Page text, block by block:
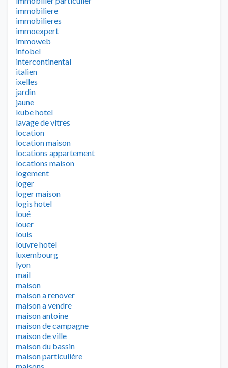
immobiliere
immobilieres
immoexpert
immoweb
infobel
intercontinental
italien
ixelles
jardin
jaune
kube hotel
lavage de vitres
location
location maison
locations appartement
locations maison
logement
loger
loger maison
logis hotel
loué
louer
louis
louvre hotel
luxembourg
lyon
mail
maison
maison a renover
maison a vendre
maison antoine
maison de campagne
maison de ville
maison du bassin
maison particulière